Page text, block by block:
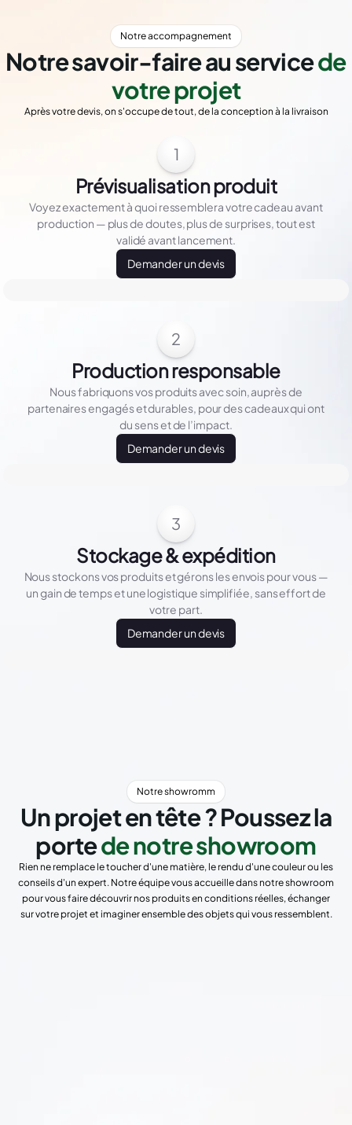
Notre accompagnement
Notre savoir-faire au servicede
votre projet
Après votre devis, on s'occupe de tout, de la conception à la livraison
1
Prévisualisation produit
Voyez exactement à quoi ressemblera votre cadeau avant
production — plus de doutes, plus de surprises, tout est
validé avant lancement.
Demander un devis
2
Production responsable
Nous fabriquons vos produits avec soin, auprès de
partenaires engagés et durables, pour des cadeaux qui ont
du sens et de l’impact.
Demander un devis
3
Stockage & expédition
Nous stockons vos produits et gérons les envois pour vous —
un gain de temps et une logistique simplifiée, sans effort de
votre part.
Demander un devis
Notre showromm
Un projet en tête ? Poussez la
portede notre showroom
Rien ne remplace le toucher d'une matière, le rendu d'une couleur ou les
conseils d'un expert. Notre équipe vous accueille dans notre showroom
pour vous faire découvrir nos produits en conditions réelles, échanger
sur votre projet et imaginer ensemble des objets qui vous ressemblent.